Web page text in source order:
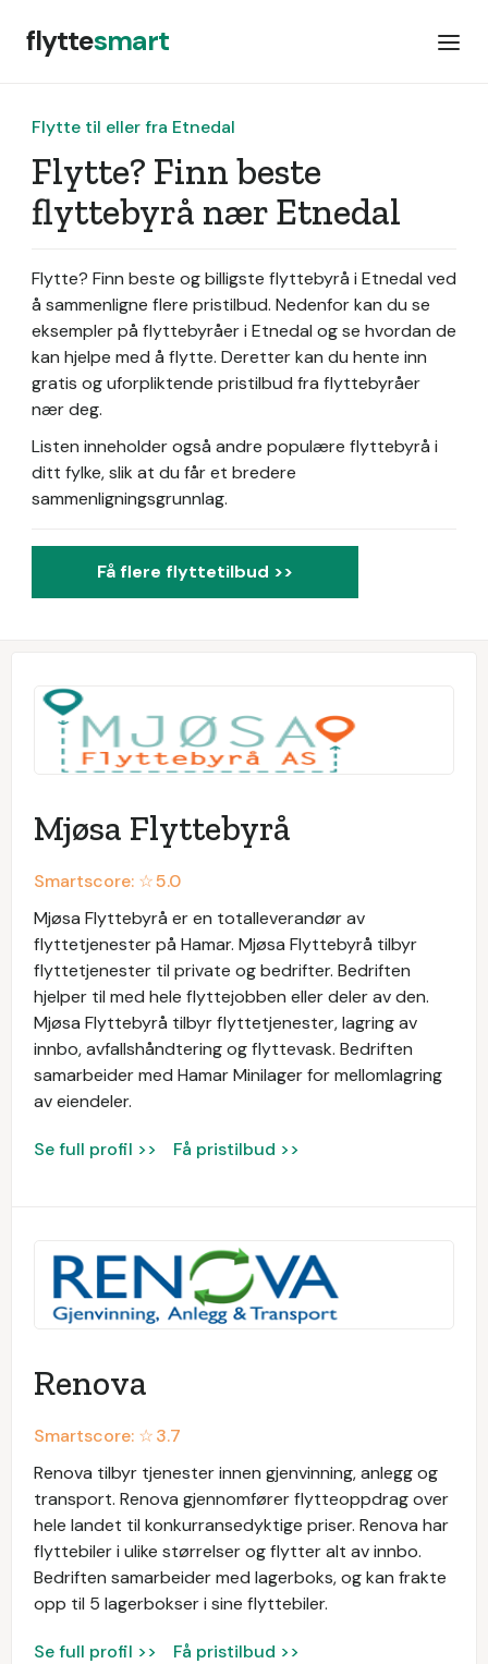
flyttesmart
Flytte til eller fra Etnedal
Flytte? Finn beste
flyttebyrå nær Etnedal
Flytte? Finn beste og billigste flyttebyrå i Etnedal ved
å sammenligne flere pristilbud. Nedenfor kan du se
eksempler på flyttebyråer i Etnedal og se hvordan de
kan hjelpe med å flytte. Deretter kan du hente inn
gratis og uforpliktende pristilbud fra flyttebyråer
nær deg.
Listen inneholder også andre populære flyttebyrå i
ditt fylke, slik at du får et bredere
sammenligningsgrunnlag.
Få flere flyttetilbud >>
Mjøsa Flyttebyrå
Smartscore: ☆5.0
Mjøsa Flyttebyrå er en totalleverandør av
flyttetjenester på Hamar. Mjøsa Flyttebyrå tilbyr
flyttetjenester til private og bedrifter. Bedriften
hjelper til med hele flyttejobben eller deler av den.
Mjøsa Flyttebyrå tilbyr flyttetjenester, lagring av
innbo, avfallshåndtering og flyttevask. Bedriften
samarbeider med Hamar Minilager for mellomlagring
av eiendeler.
Se full profil >> Få pristilbud >>
Renova
Smartscore: ☆3.7
Renova tilbyr tjenester innen gjenvinning, anlegg og
transport. Renova gjennomfører flytteoppdrag over
hele landet til konkurransedyktige priser. Renova har
flyttebiler i ulike størrelser og flytter alt av innbo.
Bedriften samarbeider med lagerboks, og kan frakte
opp til 5 lagerbokser i sine flyttebiler.
Se full profil >> Få pristilbud >>